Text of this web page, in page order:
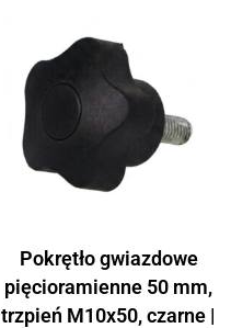
Pokrętło gwiazdowe
pięcioramienne 50 mm,
trzpień M10x50, czarne |